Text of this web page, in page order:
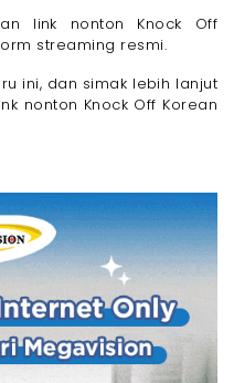
link nonton Knock Off
streaming resmi.
ini, dan simak lebih lanjut
nonton Knock Off Korean